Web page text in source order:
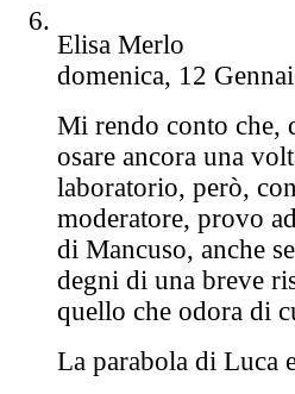
Elisa Merlo
domenica, 12
Mi rendo conto che,
osare ancora una
laboratorio, però,
moderatore, provo
di Mancuso, anche
degni di una breve
quello che odora di
La parabola di Luca